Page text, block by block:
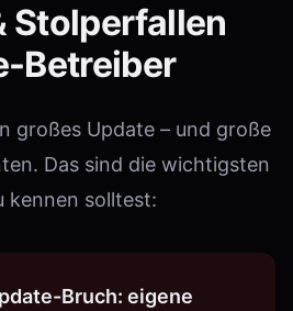
Stolperfallen
Betreiber
großes Update – und große
Das sind die wichtigsten
kennen solltest:
Bruch: eigene